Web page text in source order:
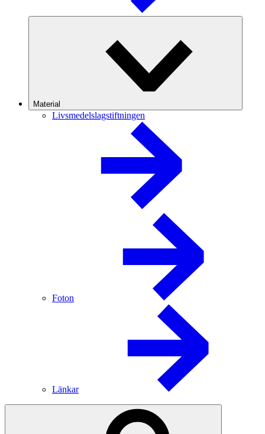
Material
Livsmedelslagstiftningen
Foton
Länkar